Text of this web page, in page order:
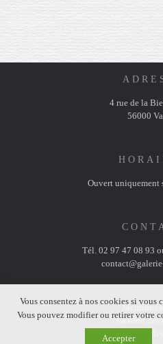
4 rue de la
56000
Ouvert uniquement
Tél. 02 97 47 08 93
Mentions
Gestion des
Protection
Vous consentez à nos cookies si vous
Vous pouvez modifier ou retirer votre
Accepter